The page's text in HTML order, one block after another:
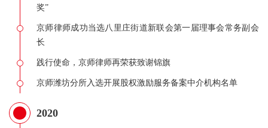
奖”
京师律师成功当选八里庄街道新联会第一届理事会常务副会
长
践行使命，京师律师再荣获致谢锦旗
京师潍坊分所入选开展股权激励服务备案中介机构名单
2020